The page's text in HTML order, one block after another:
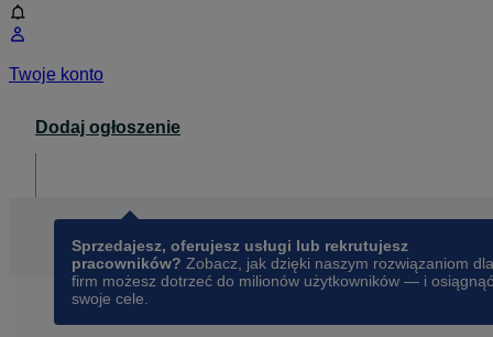
Twoje konto
Dodaj ogłoszenie
Sprzedajesz, oferujesz usługi lub rekrutujesz
pracowników? Zobacz, jak dzięki naszym rozwiązaniom dla
firm możesz dotrzeć do milionów użytkowników — i osiągnąć
swoje cele.